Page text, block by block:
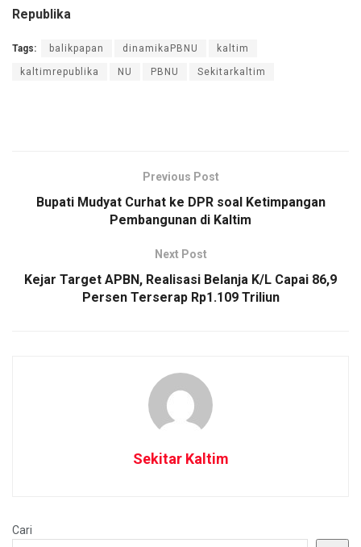
Republika
Tags: balikpapan dinamikaPBNU kaltim
kaltimrepublika NU PBNU Sekitarkaltim
Previous Post
Bupati Mudyat Curhat ke DPR soal Ketimpangan
Pembangunan di Kaltim
Next Post
Kejar Target APBN, Realisasi Belanja K/L Capai 86,9
Persen Terserap Rp1.109 Triliun
Sekitar Kaltim
Cari